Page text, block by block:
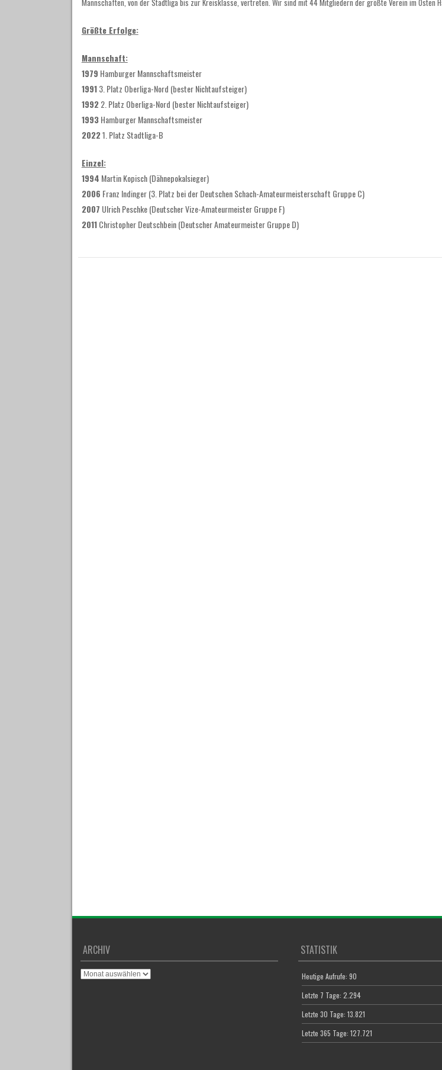
Größte Erfolge:
Mannschaft:
1979 Hamburger Mannschaftsmeister
19913. Platz Oberliga-Nord (bester Nichtaufsteiger)
19922. Platz Oberliga-Nord (bester Nichtaufsteiger)
1993Hamburger Mannschaftsmeister
20221. Platz Stadtliga-B
Einzel:
1994 Martin Kopisch (Dähnepokalsieger)
2006 Franz Indinger (3. Platz bei der Deutschen Schach-Amateurmeisterschaft Gruppe C)
2007 Ulrich Peschke (Deutscher Vize-Amateurmeister Gruppe F)
2011Christopher Deutschbein (Deutscher Amateurmeister Gruppe D)
ARCHIV
Archiv
STATISTIK
Heutige Aufrufe: 90
Letzte 7 Tage: 2.294
Letzte 30 Tage: 13.821
Letzte 365 Tage: 127.721